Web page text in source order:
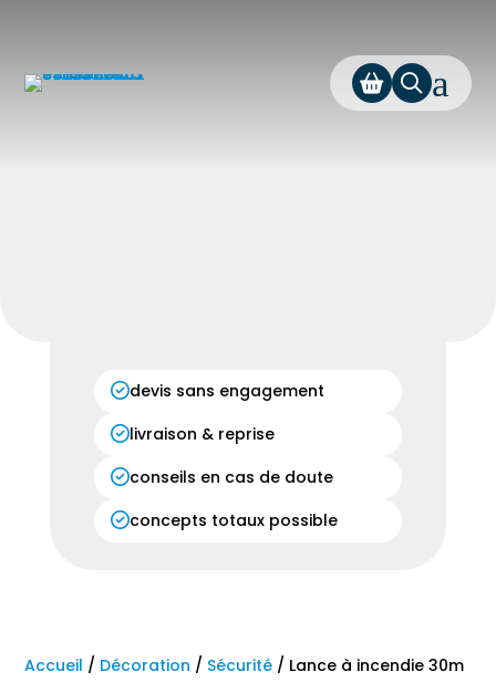
a
devis sans engagement
livraison & reprise
conseils en cas de doute
concepts totaux possible
Accueil / Décoration / Sécurité / Lance à incendie 30m